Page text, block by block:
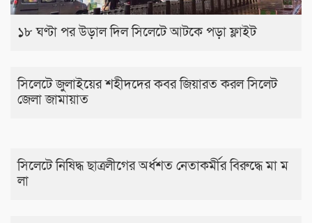
১৮ ঘণ্টা পর উড়াল দিল সিলেটে আটকে পড়া ফ্লাইট
সিলেটে জুলাইয়ের শহীদদের কবর জিয়ারত করল সিলেট
জেলা জামায়াত
সিলেটে নিষিদ্ধ ছাত্রলীগের অর্ধশত নেতাকর্মীর বিরুদ্ধে মা ম
লা